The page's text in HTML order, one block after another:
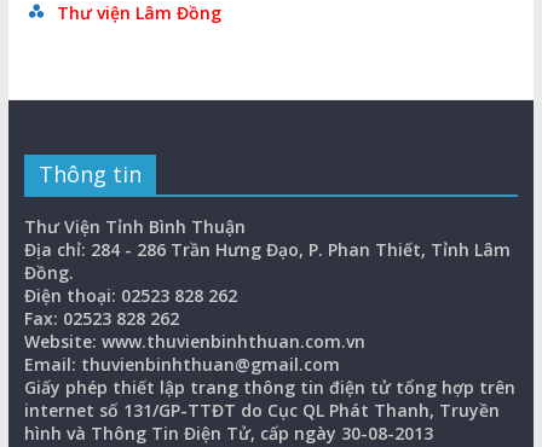
Thư viện Lâm Đồng
Thông tin
Thư Viện Tỉnh Bình Thuận
Địa chỉ: 284 - 286 Trần Hưng Đạo, P. Phan Thiết, Tỉnh Lâm
Đồng.
Điện thoại: 02523 828 262
Fax: 02523 828 262
Website: www.thuvienbinhthuan.com.vn
Email: thuvienbinhthuan@gmail.com
Giấy phép thiết lập trang thông tin điện tử tổng hợp trên
internet số 131/GP-TTĐT do Cục QL Phát Thanh, Truyền
hình và Thông Tin Điện Tử, cấp ngày 30-08-2013